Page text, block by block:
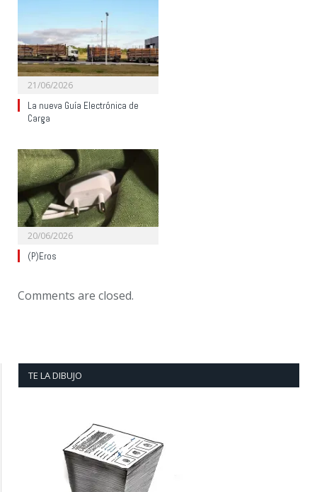
21/06/2026
La nueva Guía Electrónica de
Carga
20/06/2026
(P)Eros
Comments are closed.
TE LA DIBUJO